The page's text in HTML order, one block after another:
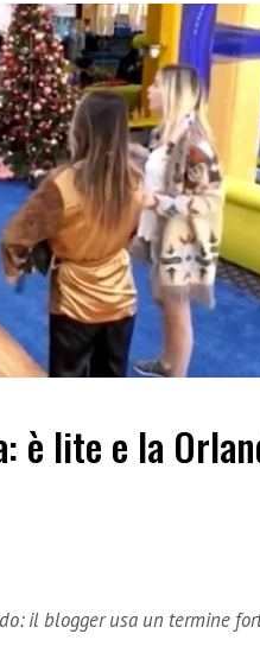
è lite e la
il blogger usa un termine